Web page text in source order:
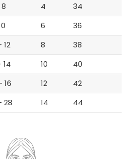
4
34
6
36
12 8
38
14 10
40
16 12
42
28 14 44